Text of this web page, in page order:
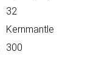
32
Kernmantle
300